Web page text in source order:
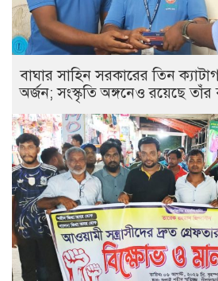
বাঘার সাহিন সরকারের তিন
অর্জন; সংস্কৃতি অঙ্গনেও রয়েছে তাঁর